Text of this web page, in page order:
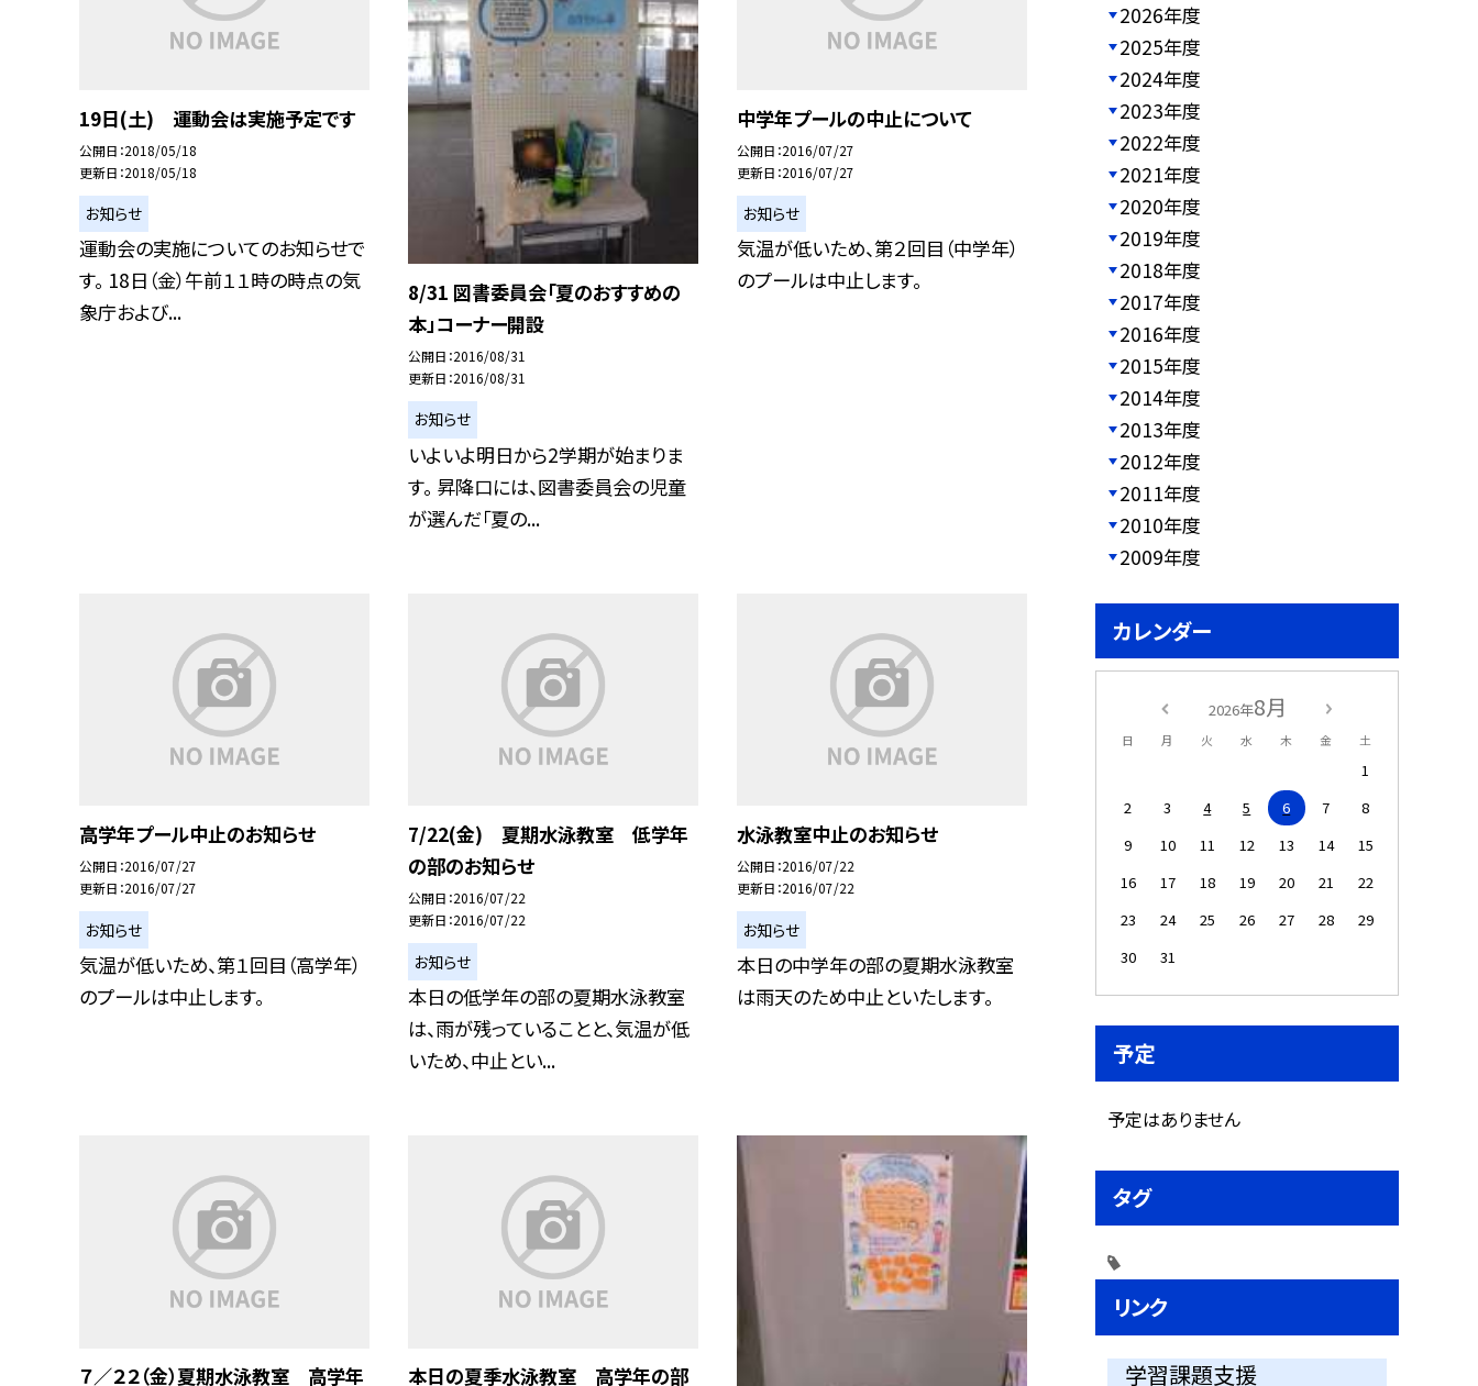
19日(土) 運動会は実施予定です
公開日 2018/05/18
更新日 2018/05/18
お知らせ
運動会の実施についてのお知らせで
す。 18日（金）午前１１時の時点の気
象庁および...
8/31 図書委員会「夏のおすすめの
本」コーナー開設
公開日 2016/08/31
更新日 2016/08/31
お知らせ
いよいよ明日から2学期が始まりま
す。 昇降口には、図書委員会の児童
が選んだ「夏の...
中学年プールの中止について
公開日 2016/07/27
更新日 2016/07/27
お知らせ
気温が低いため、第２回目（中学年）
のプールは中止します。
高学年プール中止のお知らせ
公開日 2016/07/27
更新日 2016/07/27
お知らせ
気温が低いため、第１回目（高学年）
のプールは中止します。
7/22(金) 夏期水泳教室 低学年
の部のお知らせ
公開日 2016/07/22
更新日 2016/07/22
お知らせ
本日の低学年の部の夏期水泳教室
は、雨が残っていることと、気温が低
いため、中止とい...
水泳教室中止のお知らせ
公開日 2016/07/22
更新日 2016/07/22
お知らせ
本日の中学年の部の夏期水泳教室
は雨天のため中止といたします。
７／２２（金）夏期水泳教室 高学年 本日の夏季水泳教室 高学年の部
2026年度
2025年度
2024年度
2023年度
2022年度
2021年度
2020年度
2019年度
2018年度
2017年度
2016年度
2015年度
2014年度
2013年度
2012年度
2011年度
2010年度
2009年度
カレンダー
2026年8月
日 月 火 水 木 金 土
1
2
3 4 5 6 7
8
9
10 11 12 13 14
15
16
17 18 19 20 21
22
23
24 25 26 27 28
29
30
31
予定
予定はありません
タグ
リンク
学習課題支援